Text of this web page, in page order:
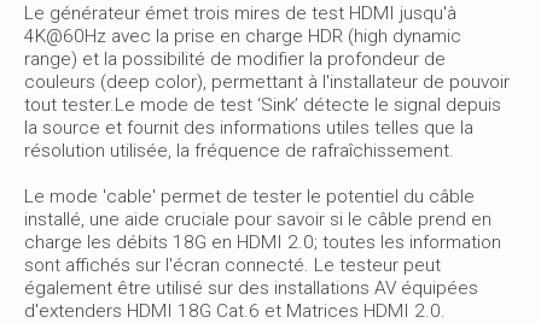
Le générateur émet trois mires de test HDMI jusqu'à
4K@60Hz avec la prise en charge HDR (high dynamic
range) et la possibilité de modifier la profondeur de
couleurs (deep color), permettant à l'installateur de pouvoir
tout tester.Le mode de test ‘Sink’ détecte le signal depuis
la source et fournit des informations utiles telles que la
résolution utilisée, la fréquence de rafraîchissement.
Le mode 'cable' permet de tester le potentiel du câble
installé, une aide cruciale pour savoir si le câble prend en
charge les débits 18G en HDMI 2.0; toutes les information
sont affichés sur l'écran connecté. Le testeur peut
également être utilisé sur des installations AV équipées
d'extenders HDMI 18G Cat.6 et Matrices HDMI 2.0.